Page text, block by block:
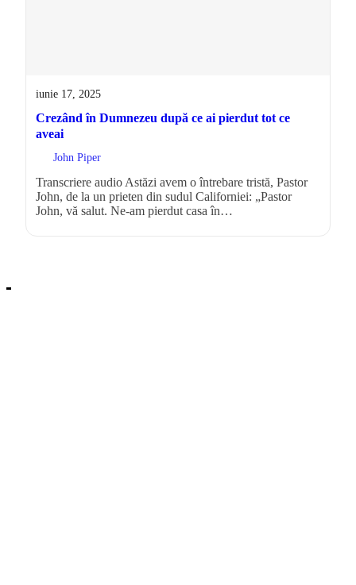
iunie 17, 2025
Crezând în Dumnezeu după ce ai pierdut tot ce
aveai
John Piper
Transcriere audio Astăzi avem o întrebare tristă, Pastor
John, de la un prieten din sudul Californiei: „Pastor
John, vă salut. Ne-am pierdut casa în…